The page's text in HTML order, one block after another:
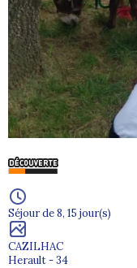
Séjour de 8, 15 jour(s)
CAZILHAC
Herault - 34